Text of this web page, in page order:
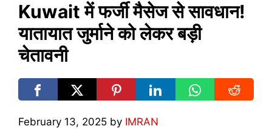
Kuwait में फर्जी मैसेज से सावधान!
यातायात जुर्माने को लेकर बड़ी
चेतावनी
February 13, 2025 by IMRAN